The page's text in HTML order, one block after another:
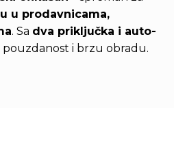
u prodavnicama,
. Sa dva priključka i auto-
pouzdanost i brzu obradu.